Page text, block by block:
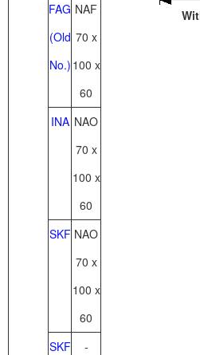
FAG
(Old
No.)
NAF
70 x
100 x
60
INA NAO
70 x
100 x
60
SKF NAO
70 x
100 x
60
SKF
-